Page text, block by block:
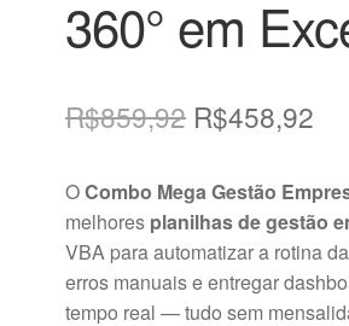
360° em
R$859,92 O
original
era:
R$859,92.
R$458,92
é:
OCombo Mega Gestão
melhores planilhas de gestão
VBA para automatizar a rotina
erros manuais e entregar
tempo real — tudo sem